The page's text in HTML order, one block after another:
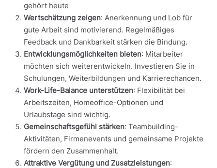
gehört heute
Wertschätzung zeigen: Anerkennung und Lob für
gute Arbeit sind motivierend. Regelmäßiges
Feedback und Dankbarkeit stärken die Bindung.
Entwicklungsmöglichkeiten bieten: Mitarbeiter
möchten sich weiterentwickeln. Investieren Sie in
Schulungen, Weiterbildungen und Karrierechancen.
Work-Life-Balance unterstützen: Flexibilität bei
Arbeitszeiten, Homeoffice-Optionen und
Urlaubstage sind wichtig.
Gemeinschaftsgefühl stärken: Teambuilding-
Aktivitäten, Firmenevents und gemeinsame Projekte
fördern den Zusammenhalt.
Attraktive Vergütung und Zusatzleistungen: